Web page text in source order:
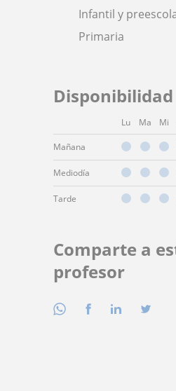
Infantil y
Primaria
Disponibilidad
Lu Ma Mi
Mañana
Mediodía
Tarde
Comparte a
profesor